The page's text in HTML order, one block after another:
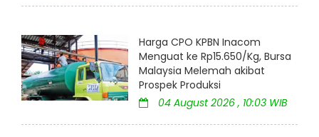
Harga CPO KPBN Inacom
Menguat ke Rp15.650/Kg, Bursa
Malaysia Melemah akibat
Prospek Produksi
04 August 2026 , 10:03 WIB